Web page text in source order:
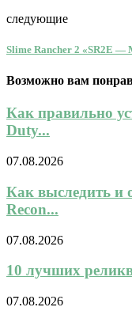
следующие
Slime Rancher 2 «SR2E —
Возможно вам
Как правильно
Duty...
07.08.2026
Как выследить и
Recon...
07.08.2026
10 лучших
07.08.2026